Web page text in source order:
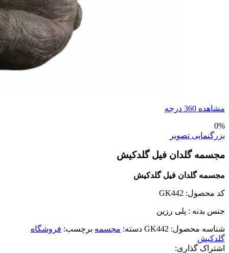
مشاهده 360 درجه
0%
بزرگنمایی تصویر
مجسمه گلدان فیل گلدکیش
مجسمه گلدان فیل گلدکیش
کد محصول: GK442
جنس بدنه : پلی رزین
شناسه محصول: GK442 دسته: مجسمه برچسب: فروشگاه
گلدکیش
اشتراک گذاری: